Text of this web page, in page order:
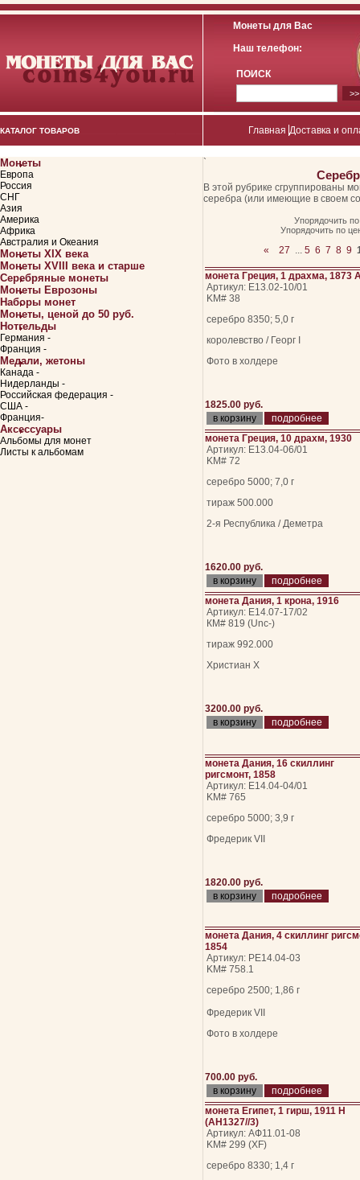
Монеты для Вас
Наш телефон:
ПОИСК
КАТАЛОГ ТОВАРОВ Главная Доставка и
Монеты
Европа
Россия
СНГ
Азия
Америка
Африка
Австралия и Океания
Монеты XIX века
Монеты XVIII века и старше
Серебряные монеты
Монеты Еврозоны
Наборы монет
Монеты, ценой до 50 руб.
Нотгельды
Германия -
Франция -
Медали, жетоны
Канада -
Нидерланды -
Российская федерация -
США -
Франция-
Аксессуары
Альбомы для монет
Листы к альбомам
`
В этой рубрике сгруппированы
серебра (или имеющие в своем
Упорядочить
Упорядочить по
« 27 ... 5 6 7 8 9
монета Греция, 1 драхма, 1873
Артикул: Е13.02-10/01
KM# 38
серебро 8350; 5,0 г
королевство / Георг I
Фото в холдере
1825.00 руб.
подробнее
монета Греция, 10 драхм, 1930
Артикул: Е13.04-06/01
KM# 72
серебро 5000; 7,0 г
тираж 500.000
2-я Республика / Деметра
1620.00 руб.
подробнее
монета Дания, 1 крона, 1916
Артикул: Е14.07-17/02
КМ# 819 (Unc-)
тираж 992.000
Христиан Х
3200.00 руб.
подробнее
монета Дания, 16 скиллинг
ригсмонт, 1858
Артикул: Е14.04-04/01
KM# 765
серебро 5000; 3,9 г
Фредерик VII
1820.00 руб.
подробнее
монета Дания, 4 скиллинг
1854
Артикул: РЕ14.04-03
KM# 758.1
серебро 2500; 1,86 г
Фредерик VII
Фото в холдере
700.00 руб.
подробнее
монета Египет, 1 гирш, 1911 Н
(AH1327//3)
Артикул: АФ11.01-08
KM# 299 (XF)
серебро 8330; 1,4 г